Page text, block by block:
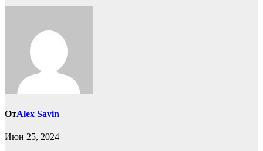
ОтAlex Savin
Июн 25, 2024